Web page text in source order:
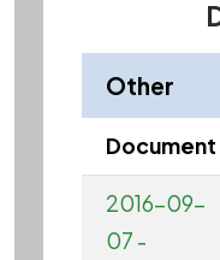
Other
Document
2016-09-
07 -